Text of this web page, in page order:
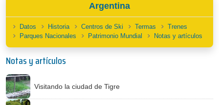
Argentina
Datos Historia Centros de Ski Termas
Trenes
Parques Nacionales
Patrimonio Mundial Notas y artículos
Notas y artículos
Visitando la ciudad de Tigre